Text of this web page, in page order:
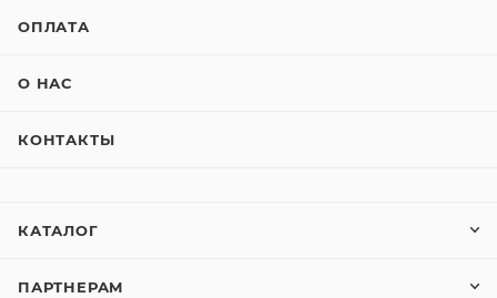
ОПЛАТА
О НАС
КОНТАКТЫ
КАТАЛОГ
ПАРТНЕРАМ